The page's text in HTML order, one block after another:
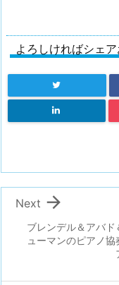
よろしければシェ
ブレンデル＆アバ
ューマンのピアノ

Next